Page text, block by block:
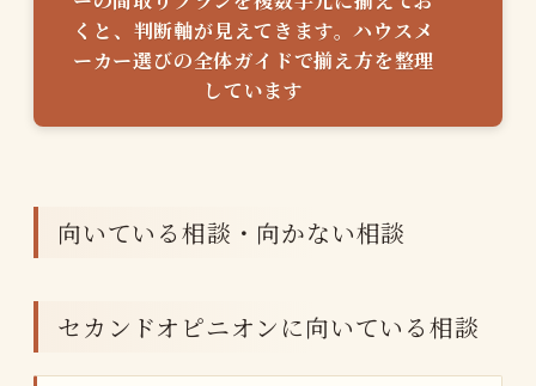
くと、判断軸が見えてきます。ハウスメ
ーカー選びの全体ガイドで揃え方を整理
しています
向いている相談・向かない相談
セカンドオピニオンに向いている相談